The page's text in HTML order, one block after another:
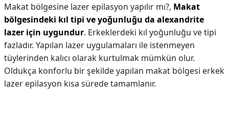
Makat bölgesine lazer epilasyon yapılır mı?, Makat
bölgesindeki kıl tipi ve yoğunluğu da alexandrite
lazer için uygundur. Erkeklerdeki kıl yoğunluğu ve tipi
fazladır. Yapılan lazer uygulamaları ile istenmeyen
tüylerinden kalıcı olarak kurtulmak mümkün olur.
Oldukça konforlu bir şekilde yapılan makat bölgesi erkek
lazer epilasyon kısa sürede tamamlanır.